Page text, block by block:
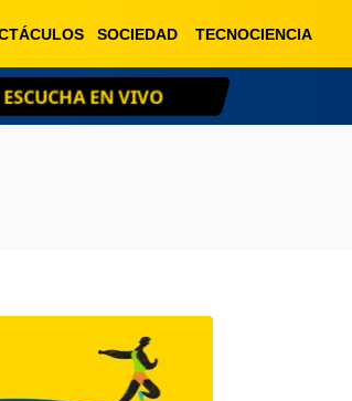
SOCIEDAD TECNOCIENCIA
ESCUCHA EN VIVO